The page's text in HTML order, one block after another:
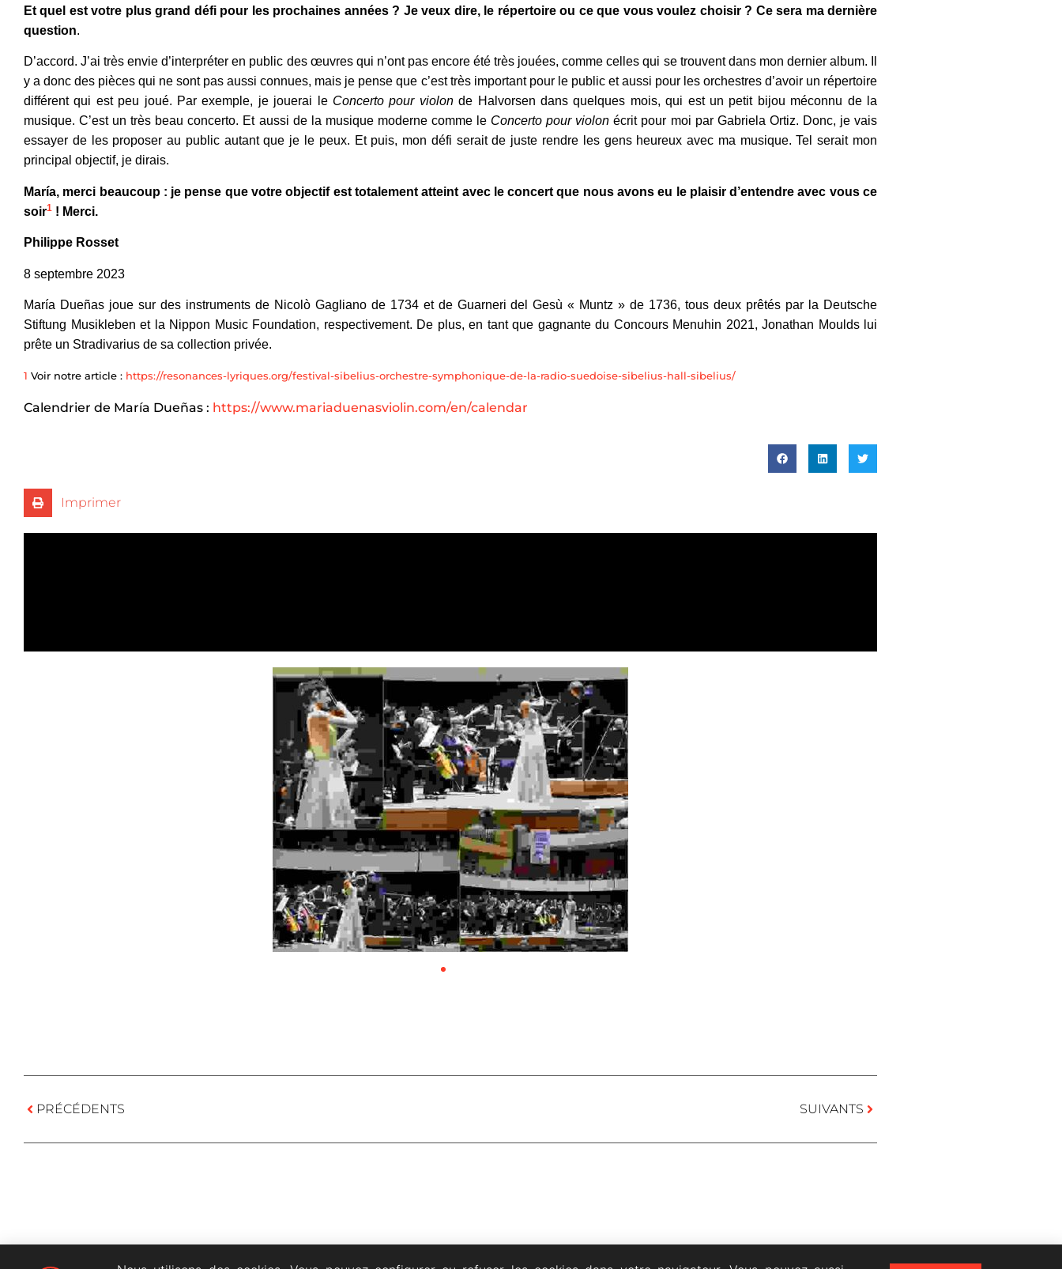
Et quel est votre plus grand défi pour les prochaines années ? Je veux dire, le répertoire ou ce que vous voulez choisir ? Ce sera ma dernière
question.
D’accord. J’ai très envie d’interpréter en public des œuvres qui n’ont pas encore été très jouées, comme celles qui se trouvent dans mon dernier album. Il
y a donc des pièces qui ne sont pas aussi connues, mais je pense que c’est très important pour le public et aussi pour les orchestres d’avoir un répertoire
différent qui est peu joué. Par exemple, je jouerai le Concerto pour violonde Halvorsen dans quelques mois, qui est un petit bijou méconnu de la
musique. C’est un très beau concerto. Et aussi de la musique moderne comme le Concerto pour violon écrit pour moi par Gabriela Ortiz. Donc, je vais
essayer de les proposer au public autant que je le peux. Et puis, mon défi serait de juste rendre les gens heureux avec ma musique. Tel serait mon
principal objectif, je dirais.
María, merci beaucoup : je pense que votre objectif est totalement atteint avec le concert que nous avons eu le plaisir d’entendre avec vous ce
soir1 ! Merci.
Philippe Rosset
8 septembre 2023
María Dueñas joue sur des instruments de Nicolò Gagliano de 1734 et de Guarneri del Gesù « Muntz » de 1736, tous deux prêtés par la Deutsche
Stiftung Musikleben et la Nippon Music Foundation, respectivement. De plus, en tant que gagnante du Concours Menuhin 2021, Jonathan Moulds lui
prête un Stradivarius de sa collection privée.
1 Voir notre article : https://resonances-lyriques.org/festival-sibelius-orchestre-symphonique-de-la-radio-suedoise-sibelius-hall-sibelius/
Calendrier de María Dueñas : https://www.mariaduenasviolin.com/en/calendar
Imprimer
PRÉCÉDENTS SUIVANTS